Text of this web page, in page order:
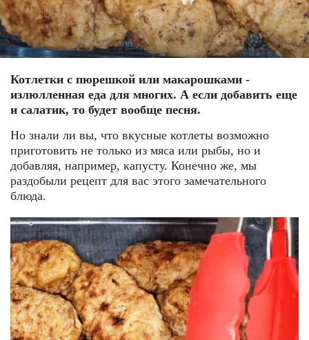
Котлетки с пюрешкой или макарошками -
излюлленная еда для многих. А если добавить еще
и салатик, то будет вообще песня.
Но знали ли вы, что вкусные котлеты возможно
приготовить не только из мяса или рыбы, но и
добавляя, например, капусту. Конечно же, мы
раздобыли рецепт для вас этого замечательного
блюда.